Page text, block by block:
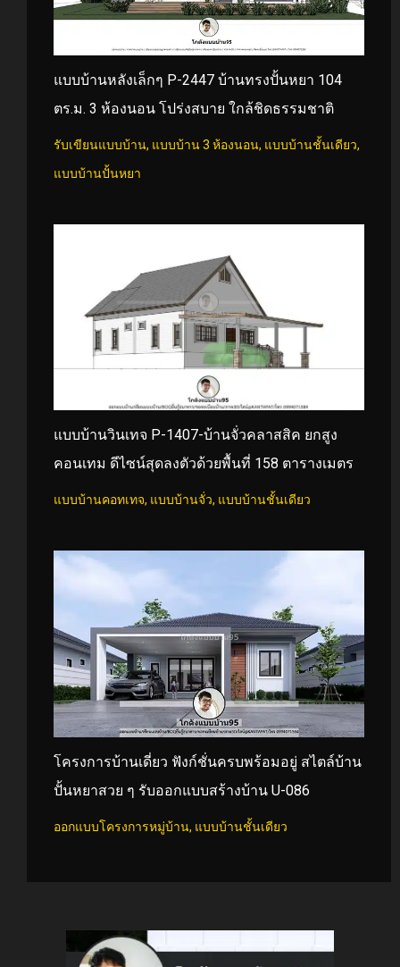
แบบบ้านหลังเล็กๆ P-2447 บ้านทรงปั้นหยา 104
ตร.ม. 3 ห้องนอน โปร่งสบาย ใกล้ชิดธรรมชาติ
รับเขียนแบบบ้าน, แบบบ้าน 3 ห้องนอน, แบบบ้านชั้นเดียว,
แบบบ้านปั้นหยา
แบบบ้านวินเทจ P-1407-บ้านจั่วคลาสสิค ยกสูง
คอนเทม ดีไซน์สุดลงตัวด้วยพื้นที่ 158 ตารางเมตร
แบบบ้านคอทเทจ, แบบบ้านจั่ว, แบบบ้านชั้นเดียว
โครงการบ้านเดี่ยว ฟังก์ชั่นครบพร้อมอยู่ สไตล์บ้าน
ปั้นหยาสวย ๆ รับออกแบบสร้างบ้าน U-086
ออกแบบโครงการหมู่บ้าน, แบบบ้านชั้นเดียว